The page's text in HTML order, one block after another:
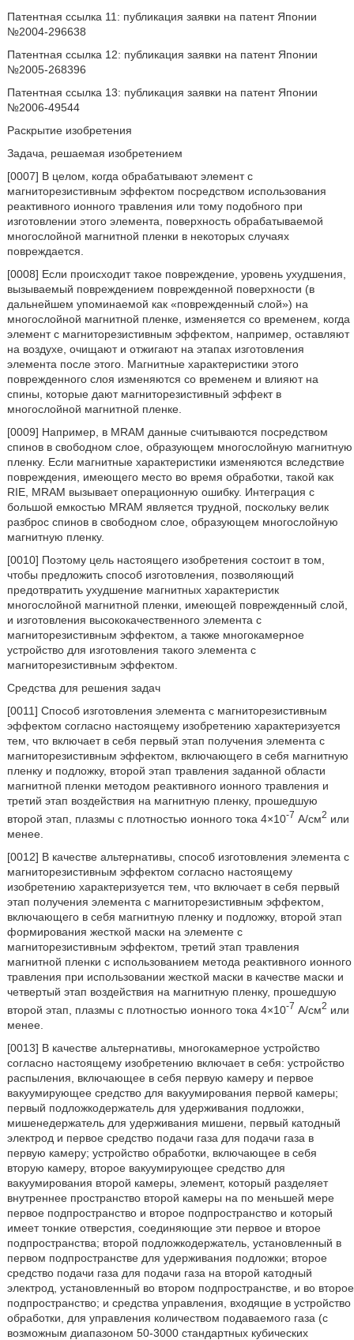
Патентная ссылка 11: публикация заявки на патент Японии
№2004-296638
Патентная ссылка 12: публикация заявки на патент Японии
№2005-268396
Патентная ссылка 13: публикация заявки на патент Японии
№2006-49544
Раскрытие изобретения
Задача, решаемая изобретением
[0007] В целом, когда обрабатывают элемент с
магниторезистивным эффектом посредством использования
реактивного ионного травления или тому подобного при
изготовлении этого элемента, поверхность обрабатываемой
многослойной магнитной пленки в некоторых случаях
повреждается.
[0008] Если происходит такое повреждение, уровень ухудшения,
вызываемый повреждением поврежденной поверхности (в
дальнейшем упоминаемой как «поврежденный слой») на
многослойной магнитной пленке, изменяется со временем, когда
элемент с магниторезистивным эффектом, например, оставляют
на воздухе, очищают и отжигают на этапах изготовления
элемента после этого. Магнитные характеристики этого
поврежденного слоя изменяются со временем и влияют на
спины, которые дают магниторезистивный эффект в
многослойной магнитной пленке.
[0009] Например, в MRAM данные считываются посредством
спинов в свободном слое, образующем многослойную магнитную
пленку. Если магнитные характеристики изменяются вследствие
повреждения, имеющего место во время обработки, такой как
RIE, MRAM вызывает операционную ошибку. Интеграция с
большой емкостью MRAM является трудной, поскольку велик
разброс спинов в свободном слое, образующем многослойную
магнитную пленку.
[0010] Поэтому цель настоящего изобретения состоит в том,
чтобы предложить способ изготовления, позволяющий
предотвратить ухудшение магнитных характеристик
многослойной магнитной пленки, имеющей поврежденный слой,
и изготовления высококачественного элемента с
магниторезистивным эффектом, а также многокамерное
устройство для изготовления такого элемента с
магниторезистивным эффектом.
Средства для решения задач
[0011] Способ изготовления элемента с магниторезистивным
эффектом согласно настоящему изобретению характеризуется
тем, что включает в себя первый этап получения элемента с
магниторезистивным эффектом, включающего в себя магнитную
пленку и подложку, второй этап травления заданной области
магнитной пленки методом реактивного ионного травления и
третий этап воздействия на магнитную пленку, прошедшую
второй этап, плазмы с плотностью ионного тока 4×10-7 А/см2 или
менее.
[0012] В качестве альтернативы, способ изготовления элемента с
магниторезистивным эффектом согласно настоящему
изобретению характеризуется тем, что включает в себя первый
этап получения элемента с магниторезистивным эффектом,
включающего в себя магнитную пленку и подложку, второй этап
формирования жесткой маски на элементе с
магниторезистивным эффектом, третий этап травления
магнитной пленки с использованием метода реактивного ионного
травления при использовании жесткой маски в качестве маски и
четвертый этап воздействия на магнитную пленку, прошедшую
второй этап, плазмы с плотностью ионного тока 4×10-7 A/см2 или
менее.
[0013] В качестве альтернативы, многокамерное устройство
согласно настоящему изобретению включает в себя: устройство
распыления, включающее в себя первую камеру и первое
вакуумирующее средство для вакуумирования первой камеры;
первый подложкодержатель для удерживания подложки,
мишенедержатель для удерживания мишени, первый катодный
электрод и первое средство подачи газа для подачи газа в
первую камеру; устройство обработки, включающее в себя
вторую камеру, второе вакуумирующее средство для
вакуумирования второй камеры, элемент, который разделяет
внутреннее пространство второй камеры на по меньшей мере
первое подпространство и второе подпространство и который
имеет тонкие отверстия, соединяющие эти первое и второе
подпространства; второй подложкодержатель, установленный в
первом подпространстве для удерживания подложки; второе
средство подачи газа для подачи газа на второй катодный
электрод, установленный во втором подпространстве, и во второе
подпространство; и средства управления, входящие в устройство
обработки, для управления количеством подаваемого газа (с
возможным диапазоном 50-3000 стандартных кубических